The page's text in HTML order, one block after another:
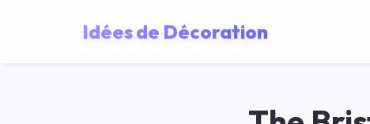
Idées de Décoration